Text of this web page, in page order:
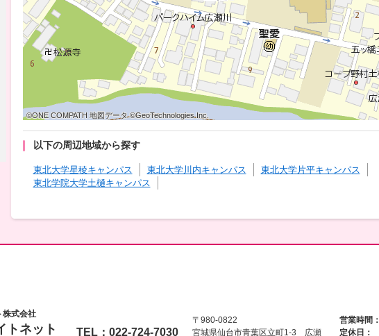
©ONE COMPATH 地図データ ©GeoTechnologies Inc.
©ONE COMPATH 地図データ ©GeoTechnologies Inc.
©ONE COMPATH 地図データ ©GeoTechnologies Inc.
©ONE COMPATH 地図データ ©GeoTechnologies Inc.
©ONE COMPATH 地図データ ©GeoTechnologies Inc.
©ONE COMPATH 地図データ ©GeoTechnologies Inc.
©ONE COMPATH 地図データ ©GeoTechnologies Inc.
©ONE COMPATH 地図データ ©GeoTechnologies Inc.
©ONE COMPATH 地図データ ©GeoTechnologies Inc.
以下の周辺地域から探す
東北大学星稜キャンパス 東北大学川内キャンパス
東北大学片平キャンパス
東北学院大学土樋キャンパス
株式会社
トネット TEL：022-724-7030
〒980-0822
宮城県仙台市青葉区立町1-3 広瀬
営業時間：
定休日：